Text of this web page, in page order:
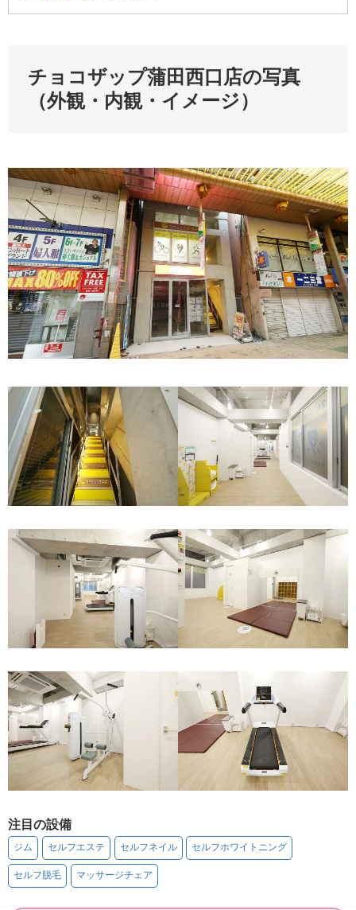
チョコザップ蒲田西口店の写真
（外観・内観・イメージ）
注目の設備
ジム セルフエステ セルフネイル セルフホワイトニング
セルフ脱毛 マッサージチェア